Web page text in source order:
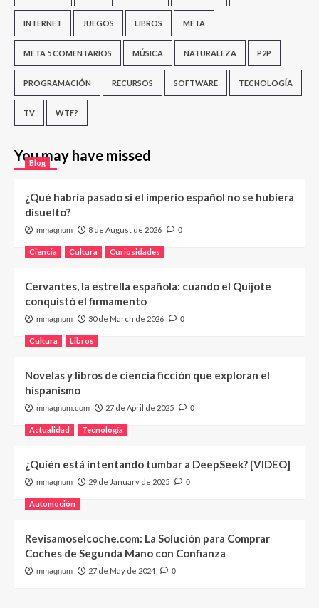
INTERNET JUEGOS LIBROS META
META 5 COMENTARIOS MÚSICA NATURALEZA P2P
PROGRAMACIÓN RECURSOS SOFTWARE TECNOLOGÍA
TV WTF?
You may have missed
Blog
¿Qué habría pasado si el imperio español no se hubiera
disuelto?
mmagnum 8 de August de 2026 0
Ciencia Cultura Curiosidades
Cervantes, la estrella española: cuando el Quijote
conquistó el firmamento
mmagnum 30 de March de 2026 0
Cultura Libros
Novelas y libros de ciencia ficción que exploran el
hispanismo
mmagnum.com 27 de April de 2025 0
Actualidad Tecnología
¿Quién está intentando tumbar a DeepSeek? [VIDEO]
mmagnum 29 de January de 2025 0
Automoción
Revisamoselcoche.com: La Solución para Comprar
Coches de Segunda Mano con Confianza
mmagnum 27 de May de 2024 0